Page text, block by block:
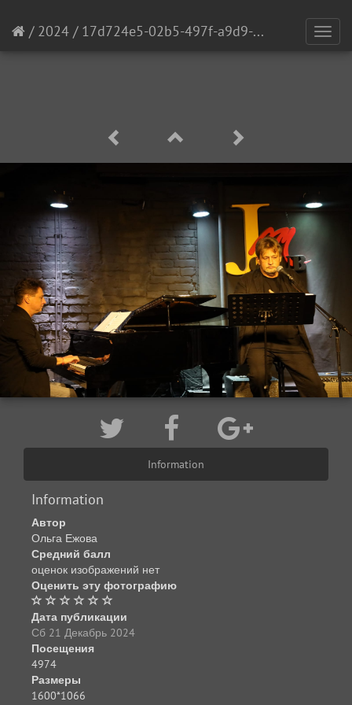
/ 2024 / 17d724e5-02b5-497f-a9d9-99a36456c940
Information
Information
Автор
Ольга Ежова
Средний балл
оценок изображений нет
Оценить эту фотографию
Дата публикации
Сб 21 Декабрь 2024
Посещения
4974
Размеры
1600*1066